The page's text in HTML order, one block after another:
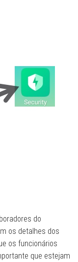
do
os detalhes dos
os funcionários
que estejam